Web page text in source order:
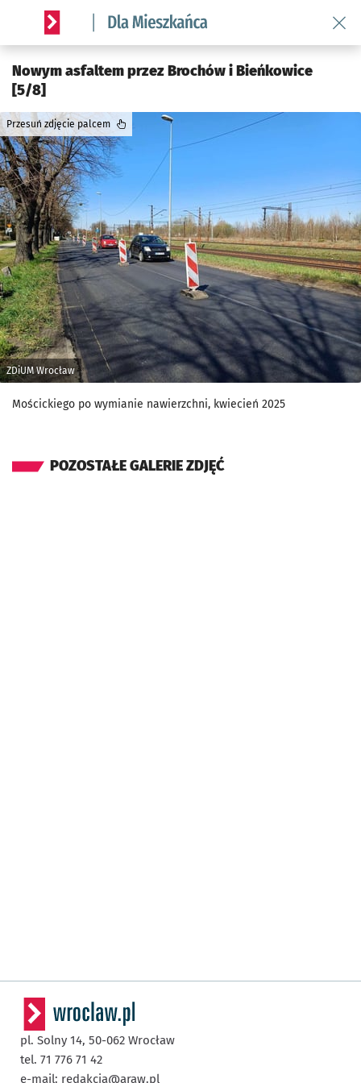
Serwis informacyjny wroclaw.pl podserwis: Dla mieszkańca
Nowym asfaltem przez Brochów i Bieńkowice
[5/8]
ZDiUM Wrocław
Przesuń zdjęcie palcem
Mościckiego po wymianie nawierzchni, kwiecień 2025
POZOSTAŁE GALERIE ZDJĘĆ
pl. Solny 14, 50-062 Wrocław
tel. 71 776 71 42
e-mail: redakcja@araw.pl